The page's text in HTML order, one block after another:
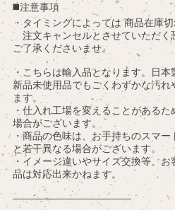
◼️注意事項
・タイミングによっては 商品在庫切
注文キャンセルとさせていただく
ご了承くださいませ。
・こちらは輸入品となります。日
新品未使用品でもごくわずかな汚
ます。
・仕入れ工場を変えることがある
場合がございます。
・商品の色味は、お手持ちのスマ
と若干異なる場合がございます。
・イメージ違いやサイズ交換等、
品は対応出来かねます。
————————————